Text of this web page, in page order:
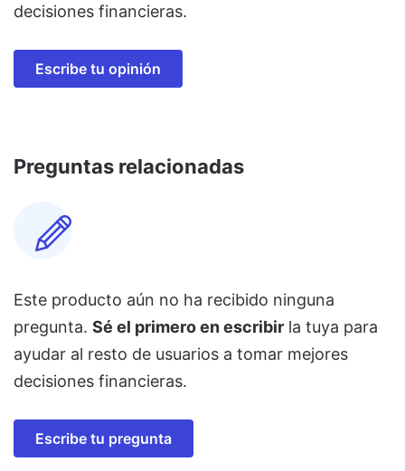
decisiones financieras.
Escribe tu opinión
Preguntas relacionadas
Este producto aún no ha recibido ninguna
pregunta. Sé el primero en escribir la tuya para
ayudar al resto de usuarios a tomar mejores
decisiones financieras.
Escribe tu pregunta